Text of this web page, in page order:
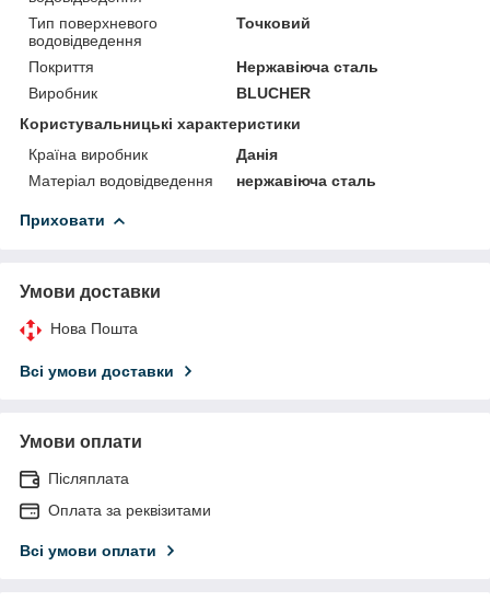
Тип поверхневого
водовідведення
Точковий
Покриття
Нержавіюча сталь
Виробник
BLUCHER
Користувальницькі характеристики
Країна виробник
Данія
Матеріал водовідведення
нержавіюча сталь
Приховати
Умови доставки
Нова Пошта
Всі умови доставки
Умови оплати
Післяплата
Оплата за реквізитами
Всі умови оплати